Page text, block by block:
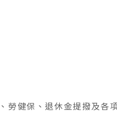
勞健保、退休金提撥及各